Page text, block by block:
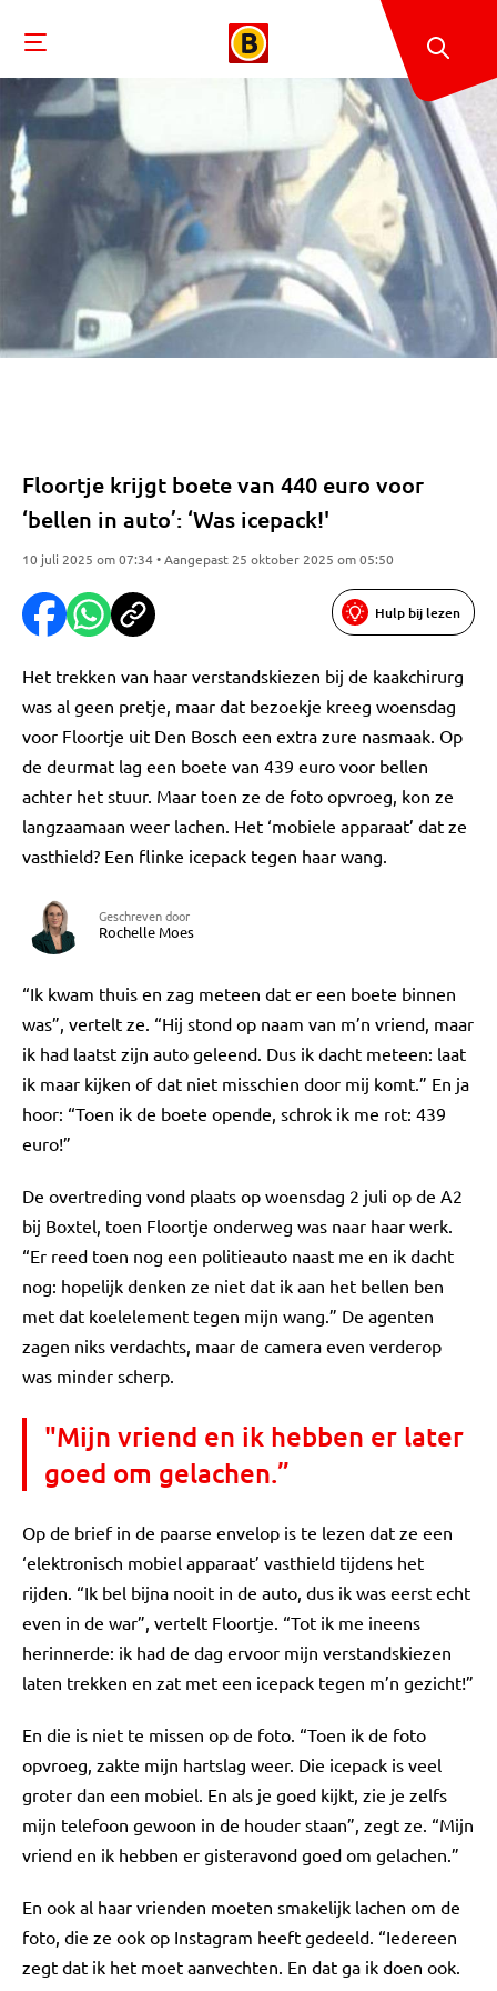
Floortje krijgt boete van 440 euro voor
‘bellen in auto’: ‘Was icepack!'
10 juli 2025 om 07:34 • Aangepast 25 oktober 2025 om 05:50
Hulp bij lezen
Het trekken van haar verstandskiezen bij de kaakchirurg
was al geen pretje, maar dat bezoekje kreeg woensdag
voor Floortje uit Den Bosch een extra zure nasmaak. Op
de deurmat lag een boete van 439 euro voor bellen
achter het stuur. Maar toen ze de foto opvroeg, kon ze
langzaamaan weer lachen. Het ‘mobiele apparaat’ dat ze
vasthield? Een flinke icepack tegen haar wang.
Geschreven door
Rochelle Moes
“Ik kwam thuis en zag meteen dat er een boete binnen
was”, vertelt ze. “Hij stond op naam van m’n vriend, maar
ik had laatst zijn auto geleend. Dus ik dacht meteen: laat
ik maar kijken of dat niet misschien door mij komt.” En ja
hoor: “Toen ik de boete opende, schrok ik me rot: 439
euro!”
De overtreding vond plaats op woensdag 2 juli op de A2
bij Boxtel, toen Floortje onderweg was naar haar werk.
“Er reed toen nog een politieauto naast me en ik dacht
nog: hopelijk denken ze niet dat ik aan het bellen ben
met dat koelelement tegen mijn wang.” De agenten
zagen niks verdachts, maar de camera even verderop
was minder scherp.
"Mijn vriend en ik hebben er later
goed om gelachen.”
Op de brief in de paarse envelop is te lezen dat ze een
‘elektronisch mobiel apparaat’ vasthield tijdens het
rijden. “Ik bel bijna nooit in de auto, dus ik was eerst echt
even in de war”, vertelt Floortje. “Tot ik me ineens
herinnerde: ik had de dag ervoor mijn verstandskiezen
laten trekken en zat met een icepack tegen m’n gezicht!”
En die is niet te missen op de foto. “Toen ik de foto
opvroeg, zakte mijn hartslag weer. Die icepack is veel
groter dan een mobiel. En als je goed kijkt, zie je zelfs
mijn telefoon gewoon in de houder staan”, zegt ze. “Mijn
vriend en ik hebben er gisteravond goed om gelachen.”
En ook al haar vrienden moeten smakelijk lachen om de
foto, die ze ook op Instagram heeft gedeeld. “Iedereen
zegt dat ik het moet aanvechten. En dat ga ik doen ook.